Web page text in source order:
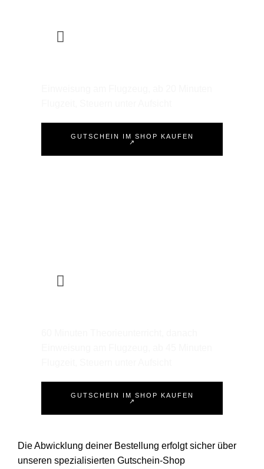
GUTSCHEIN IM SHOP KAUFEN
↗
GUTSCHEIN IM SHOP KAUFEN
↗
Die Abwicklung deiner Bestellung erfolgt sicher über
unseren spezialisierten Gutschein-Shop